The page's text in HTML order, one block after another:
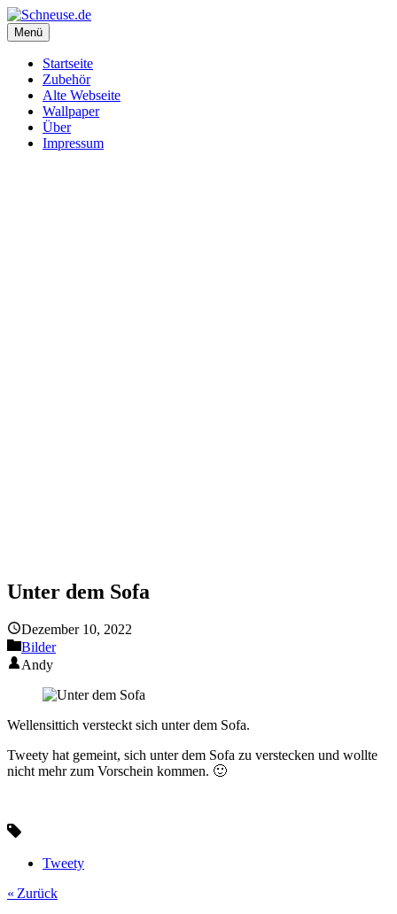
Menü
Startseite
Zubehör
Alte Webseite
Wallpaper
Über
Impressum
Unter dem Sofa
Dezember 10, 2022
Bilder
Andy
Wellensittich versteckt sich unter dem Sofa.
Tweety hat gemeint, sich unter dem Sofa zu verstecken und wollte
nicht mehr zum Vorschein kommen. 🙂
Tweety
« Zurück